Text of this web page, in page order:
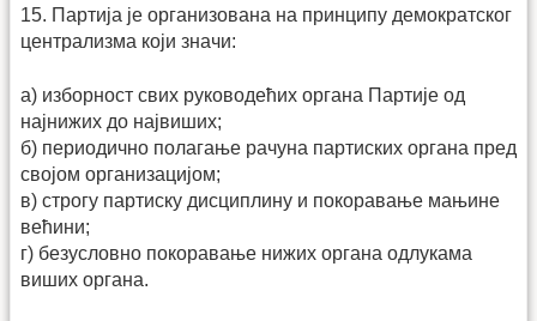
15. Партија је организована на принципу демократског
централизма који значи:
а) изборност свих руководећих органа Партије од
најнижих до највиших;
б) периодично полагање рачуна партиских органа пред
својом организацијом;
в) строгу партиску дисциплину и покоравање мањине
већини;
г) безусловно покоравање нижих органа одлукама
виших органа.